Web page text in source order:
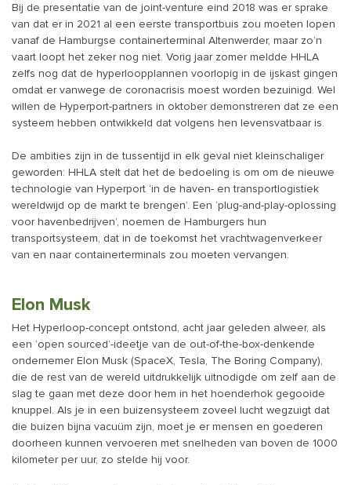
Bij de presentatie van de joint-venture eind 2018 was er sprake
van dat er in 2021 al een eerste transportbuis zou moeten lopen
vanaf de Hamburgse containerterminal Altenwerder, maar zo’n
vaart loopt het zeker nog niet. Vorig jaar zomer meldde HHLA
zelfs nog dat de hyperloopplannen voorlopig in de ijskast gingen
omdat er vanwege de coronacrisis moest worden bezuinigd. Wel
willen de Hyperport-partners in oktober demonstreren dat ze een
systeem hebben ontwikkeld dat volgens hen levensvatbaar is.
De ambities zijn in de tussentijd in elk geval niet kleinschaliger
geworden: HHLA stelt dat het de bedoeling is om om de nieuwe
technologie van Hyperport ‘in de haven- en transportlogistiek
wereldwijd op de markt te brengen’. Een ‘plug-and-play-oplossing
voor havenbedrijven’, noemen de Hamburgers hun
transportsysteem, dat in de toekomst het vrachtwagenverkeer
van en naar containerterminals zou moeten vervangen.
Elon Musk
Het Hyperloop-concept ontstond, acht jaar geleden alweer, als
een ‘open sourced’-ideetje van de out-of-the-box-denkende
ondernemer Elon Musk (SpaceX, Tesla, The Boring Company),
die de rest van de wereld uitdrukkelijk uitnodigde om zelf aan de
slag te gaan met deze door hem in het hoenderhok gegooide
knuppel. Als je in een buizensysteem zoveel lucht wegzuigt dat
die buizen bijna vacuüm zijn, moet je er mensen en goederen
doorheen kunnen vervoeren met snelheden van boven de 1000
kilometer per uur, zo stelde hij voor.